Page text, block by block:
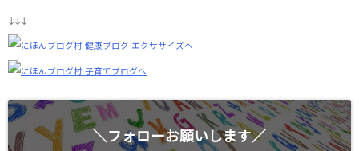
↓↓↓
＼フォローお願いします／